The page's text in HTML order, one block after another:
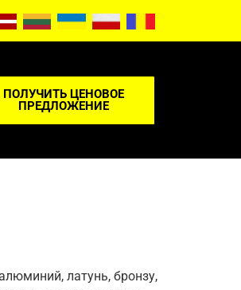
ПОЛУЧИТЬ ЦЕНОВОЕ
ПРЕДЛОЖЕНИЕ
латунь, бронзу,